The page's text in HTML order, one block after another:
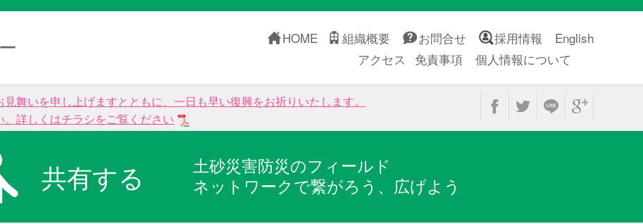
HOME 組織概要 お問合せ 採用情報
English
アクセス
免責事項 個人情報について
舞いを申し上げますとともに、一日も早い復興をお祈りいたします。
詳しくはチラシをご覧ください
共有する
土砂災害防災のフィールド
ネットワークで繋がろう、広げよう